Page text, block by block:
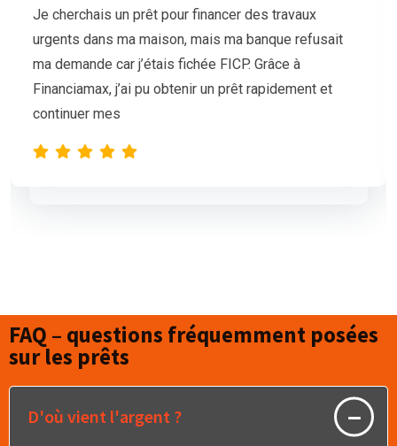
Nous avions besoin de trésorerie pour notre
association afin d’organiser un grand événement,
mais nos demandes de prêt étaient sans succès.
L’équipe de Financiamax a été très professionnelle
et compréhensive, et nous a proposé
FAQ – questions fréquemment posées
sur les prêts
D'où vient l'argent ?